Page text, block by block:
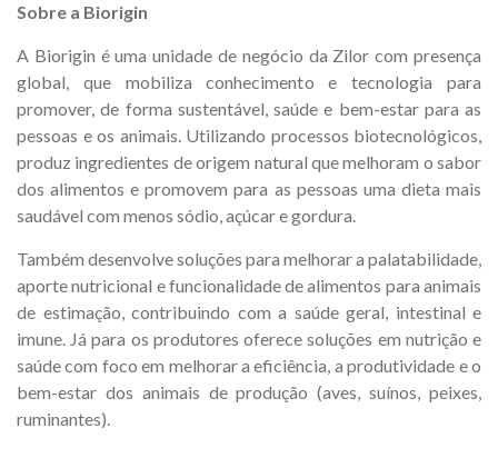
Sobre a Biorigin
A Biorigin é uma unidade de negócio da Zilor com presença
global, que mobiliza conhecimento e tecnologia para
promover, de forma sustentável, saúde e bem-estar para as
pessoas e os animais. Utilizando processos biotecnológicos,
produz ingredientes de origem natural que melhoram o sabor
dos alimentos e promovem para as pessoas uma dieta mais
saudável com menos sódio, açúcar e gordura.
Também desenvolve soluções para melhorar a palatabilidade,
aporte nutricional e funcionalidade de alimentos para animais
de estimação, contribuindo com a saúde geral, intestinal e
imune. Já para os produtores oferece soluções em nutrição e
saúde com foco em melhorar a eficiência, a produtividade e o
bem-estar dos animais de produção (aves, suínos, peixes,
ruminantes).